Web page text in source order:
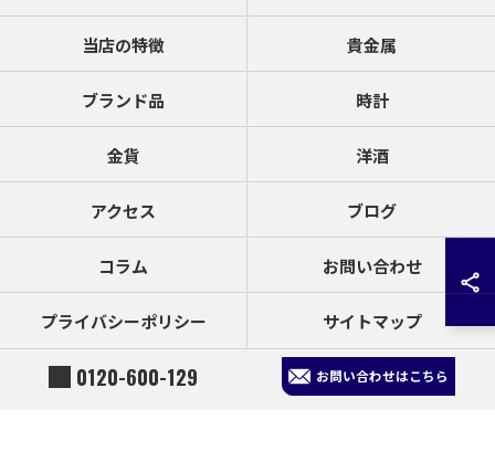
0120-600-129 お問い合わせはこちら
当店の特徴 貴金属
ブランド品 時計
金貨 洋酒
アクセス ブログ
コラム お問い合わせ
プライバシーポリシー サイトマップ
© 2026 宮崎県延岡市の買取なら買取大吉 延岡店 ALL RIGHTS RESERVED.